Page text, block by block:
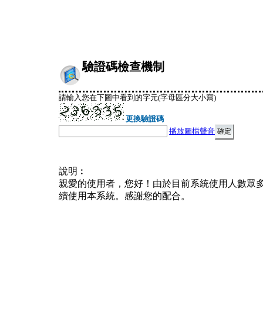
驗證碼檢查機制
請輸入您在下圖中看到的字元(字母區分大小寫)
更換驗證碼
播放圖檔聲音
說明︰
親愛的使用者，您好！由於目前系統使用人數眾
續使用本系統。感謝您的配合。